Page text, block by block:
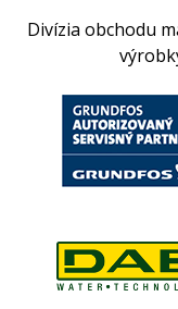
Divízia obchodu